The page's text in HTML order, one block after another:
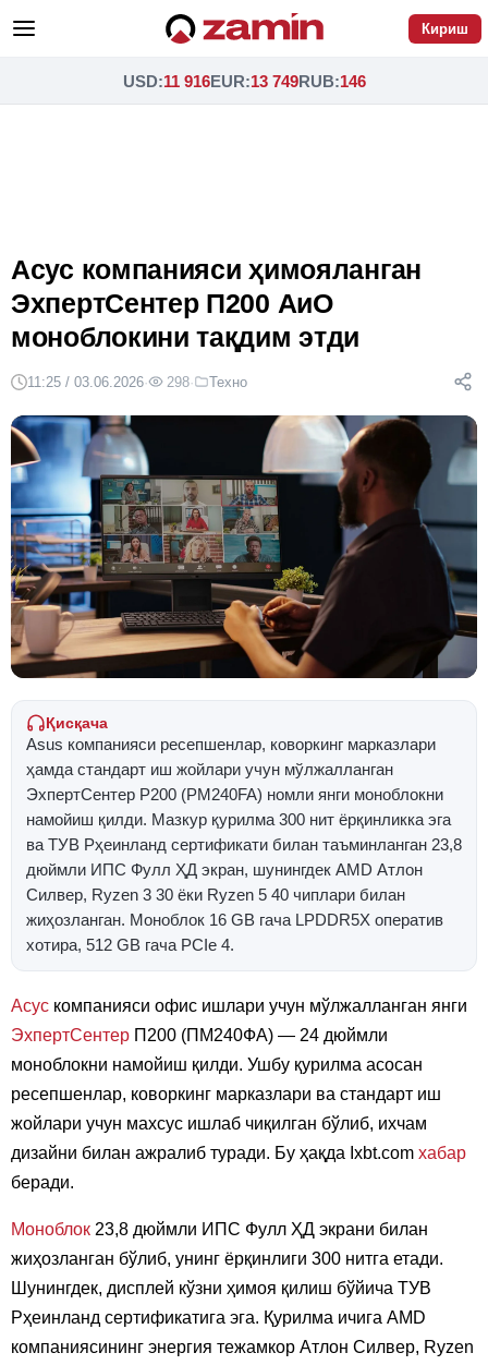
Кириш
USD:11 916EUR:13 749RUB:146
Асус компанияси ҳимояланган
ЭхпертСентер П200 АиО
моноблокини тақдим этди
11:25 / 03.06.2026· 298· Техно
Қисқача
Asus компанияси ресепшенлар, коворкинг марказлари
ҳамда стандарт иш жойлари учун мўлжалланган
ЭхпертСентер P200 (PM240FA) номли янги моноблокни
намойиш қилди. Мазкур қурилма 300 нит ёрқинликка эга
ва ТУВ Рҳеинланд сертификати билан таъминланган 23,8
дюймли ИПС Фулл ҲД экран, шунингдек AMD Атлон
Силвер, Ryzen 3 30 ёки Ryzen 5 40 чиплари билан
жиҳозланган. Моноблок 16 GB гача LPDDR5X оператив
хотира, 512 GB гача PCIe 4.
Асус компанияси офис ишлари учун мўлжалланган янги
ЭхпертСентер П200 (ПМ240ФА) — 24 дюймли
моноблокни намойиш қилди. Ушбу қурилма асосан
ресепшенлар, коворкинг марказлари ва стандарт иш
жойлари учун махсус ишлаб чиқилган бўлиб, ихчам
дизайни билан ажралиб туради. Бу ҳақда Ixbt.com хабар
беради.
Моноблок 23,8 дюймли ИПС Фулл ҲД экрани билан
жиҳозланган бўлиб, унинг ёрқинлиги 300 нитга етади.
Шунингдек, дисплей кўзни ҳимоя қилиш бўйича ТУВ
Рҳеинланд сертификатига эга. Қурилма ичига AMD
компаниясининг энергия тежамкор Атлон Силвер, Ryzen